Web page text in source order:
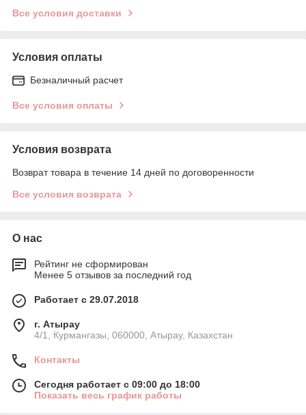
Все условия доставки
Условия оплаты
Безналичный расчет
Все условия оплаты
Условия возврата
Возврат товара в течение 14 дней по договоренности
Все условия возврата
О нас
Рейтинг не сформирован
Менее 5 отзывов за последний год
Работает с 29.07.2018
г. Атырау
4/1, Курмангазы, 060000, Атырау, Казахстан
Контакты
Сегодня работает с 09:00 до 18:00
Показать весь график работы